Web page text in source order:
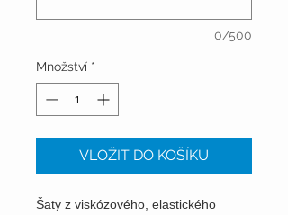
0/500
Množství *
VLOŽIT DO KOŠÍKU
Šaty z viskózového, elastického